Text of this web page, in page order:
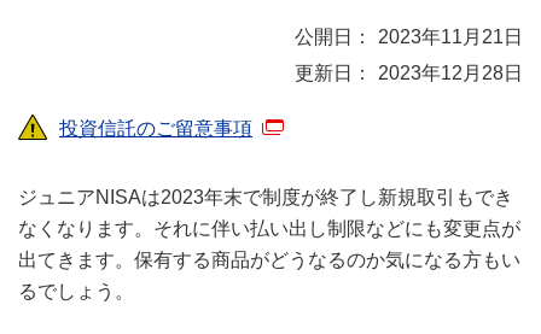
2023年11月21日
2023年12月28日
投資信託のご留意事項
ジュニアNISAは2023年末で制度が終了し新規取引もでき
なくなります。それに伴い払い出し制限などにも変更点が
出てきます。保有する商品がどうなるのか気になる方もい
るでしょう。